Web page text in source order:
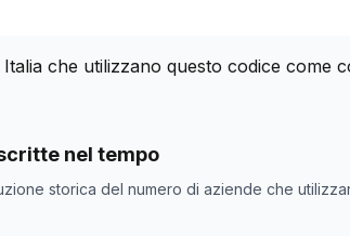
Italia che utilizzano questo codice come
nel tempo
storica del numero di aziende che
con codice ATECO
Numero aziende